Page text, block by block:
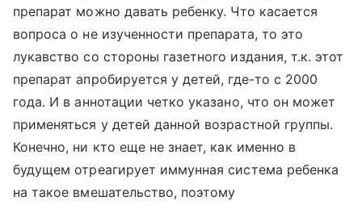
препарат можно давать ребенку. Что касается
вопроса о не изученности препарата, то это
лукавство со стороны газетного издания, т.к. этот
препарат апробируется у детей, где-то с 2000
года. И в аннотации четко указано, что он может
применяться у детей данной возрастной группы.
Конечно, ни кто еще не знает, как именно в
будущем отреагирует иммунная система ребенка
на такое вмешательство, поэтому